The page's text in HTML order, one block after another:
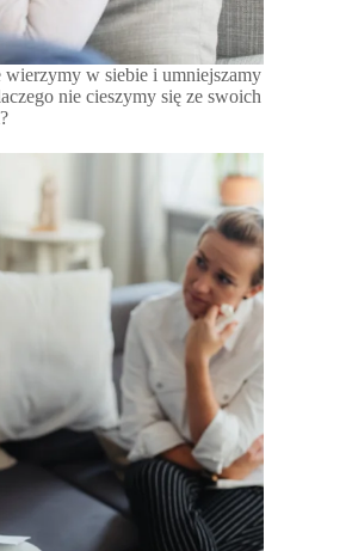
wierzymy w siebie i umniejszamy
nie cieszymy się ze swoich